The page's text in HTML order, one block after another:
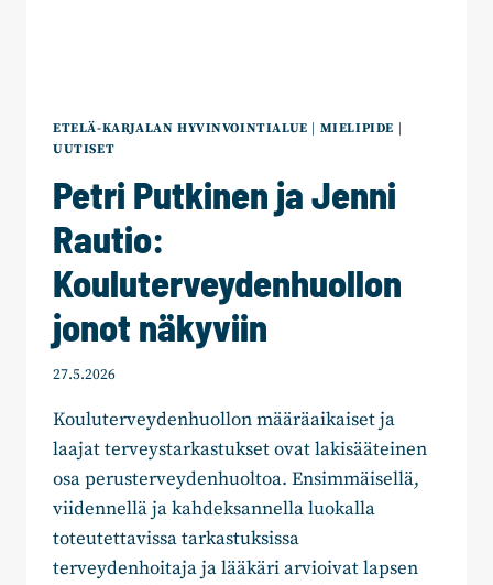
ETELÄ-KARJALAN HYVINVOINTIALUE MIELIPIDE
UUTISET
Petri Putkinen ja Jenni
Rautio:
Kouluterveydenhuollon
jonot näkyviin
27.5.2026
Kouluterveydenhuollon määräaikaiset ja
laajat terveystarkastukset ovat lakisääteinen
osa perusterveydenhuoltoa. Ensimmäisellä,
viidennellä ja kahdeksannella luokalla
toteutettavissa tarkastuksissa
terveydenhoitaja ja lääkäri arvioivat lapsen